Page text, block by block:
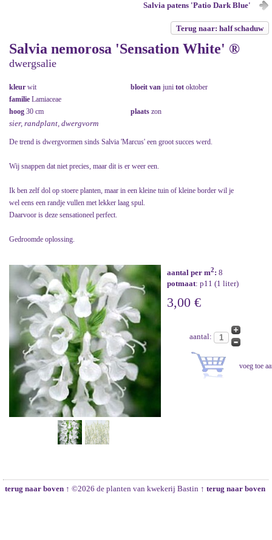
Salvia patens 'Patio Dark Blue'
Terug naar: half schaduw
Salvia nemorosa 'Sensation White' ®
dwergsalie
kleur wit bloeit van juni tot oktober
familie Lamiaceae
hoog 30 cm plaats zon
sier, randplant, dwergvorm
De trend is dwergvormen sinds Salvia 'Marcus' een groot succes werd.
Wij snappen dat niet precies, maar dit is er weer een.
Ik ben zelf dol op stoere planten, maar in een kleine tuin of kleine border wil je
wel eens een randje vullen met lekker laag spul.
Daarvoor is deze sensationeel perfect.
Gedroomde oplossing.
aantal per m2: 8
potmaat: p11 (1 liter)
3,00 €
aantal:
terug naar boven ↑ ©2026 de planten van kwekerij Bastin ↑ terug naar boven